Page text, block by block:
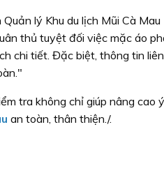
Quản lý Khu du lịch Mũi Cà
thủ tuyệt đối việc mặc áo
chi tiết. Đặc biệt, thông tin
tra không chỉ giúp nâng
an toàn, thân thiện./.